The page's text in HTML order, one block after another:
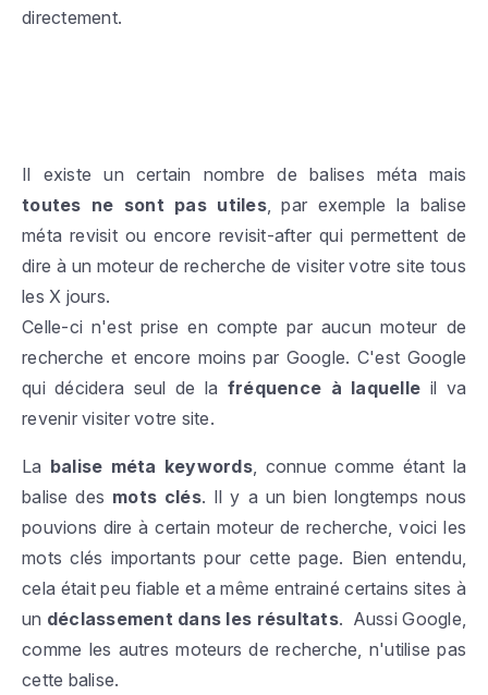
directement.
Il existe un certain nombre de balises méta mais
toutes ne sont pas utiles, par exemple la balise
méta revisitou encore revisit-after qui permettent de
dire à un moteur de recherche de visiter votre site tous
les X jours.
Celle-ci n'est prise en compte par aucun moteur de
recherche et encore moins par Google. C'est Google
qui décidera seul de la fréquence à laquelle il va
revenir visiter votre site.
La balise méta keywords, connue comme étant la
balise des mots clés. Il y a un bien longtemps nous
pouvions dire à certain moteur de recherche, voici les
mots clés importants pour cette page. Bien entendu,
cela était peu fiable et a même entrainé certains sites à
un déclassement dans les résultats. Aussi Google,
comme les autres moteurs de recherche, n'utilise pas
cette balise.